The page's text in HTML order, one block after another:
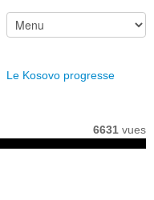
Le Kosovo progresse
6631 vues